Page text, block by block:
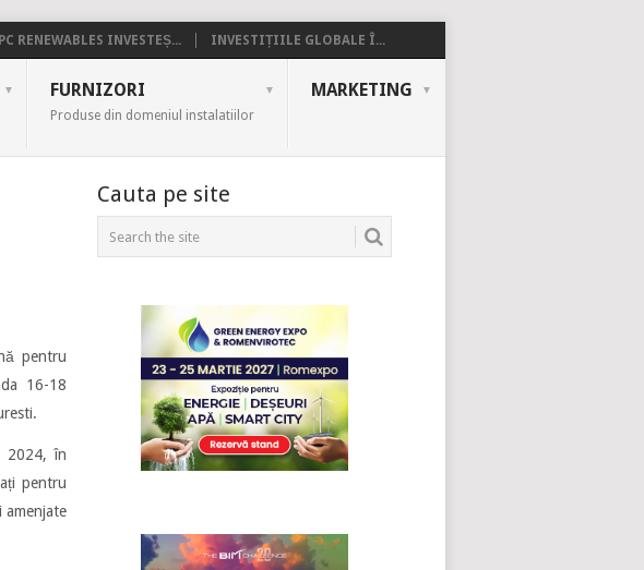
RENEWABLES INVESTEȘ... INVESTIȚIILE GLOBALE Î...
FURNIZORI
Produse din domeniul instalatiilor
MARKETING
pentru
16-18
2024, în
pentru
amenjate
Cauta pe site